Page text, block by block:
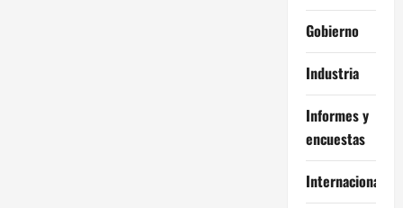
Gobierno
Industria
Informes y
encuestas
Internacional